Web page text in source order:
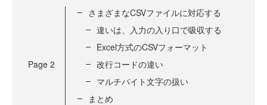
Page 2
さまざまなCSVファイルに対応する
違いは、入力の入り口で吸収する
Excel方式のCSVフォーマット
改行コードの違い
マルチバイト文字の扱い
まとめ